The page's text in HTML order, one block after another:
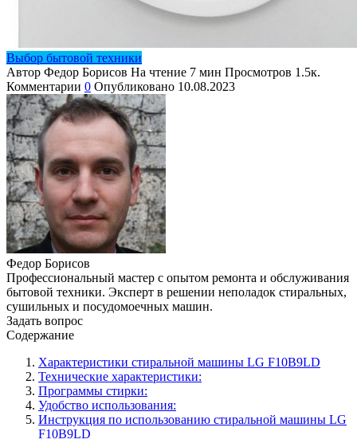
Выбор бытовой техники
Автор Федор Борисов На чтение 7 мин Просмотров 1.5к.
Комментарии 0 Опубликовано 10.08.2023
Федор Борисов
Профессиональный мастер с опытом ремонта и обслуживания
бытовой техники. Эксперт в решении неполадок стиральных,
сушильных и посудомоечных машин.
Задать вопрос
Содержание
Характеристики стиральной машины LG F10B9LD
Технические характеристики:
Программы стирки:
Удобство использования:
Инструкция по использованию стиральной машины LG
F10B9LD